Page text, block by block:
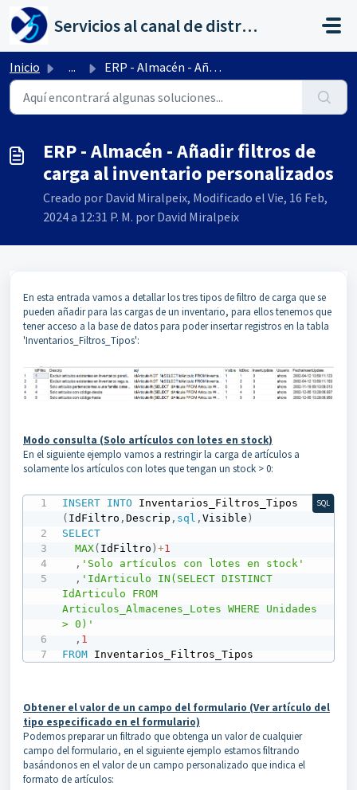
Saltar al contenido principal
Servicios al canal de distribución de AHORA
Inicio ... ERP - Almacén - Añadir filtros de carga al inventario per...
ERP - Almacén - Añadir filtros de
carga al inventario personalizados
Creado por David Miralpeix, Modificado el Vie, 16 Feb,
2024 a 12:31 P. M. por David Miralpeix
En esta entrada vamos a detallar los tres tipos de filtro de carga que se
pueden añadir para las cargas de un inventario, para ellos tenemos que
tener acceso a la base de datos para poder insertar registros en la tabla
'Inventarios_Filtros_Tipos':
Modo consulta (Solo artículos con lotes en stock)
En el siguiente ejemplo vamos a restringir la carga de artículos a
solamente los artículos con lotes que tengan un stock > 0:
INSERT INTO
( IdFiltro ,Descrip , sql ,Visible )
SELECT
MAX( IdFiltro )+1
, 'Solo artículos con lotes en stock'
, 'IdArticulo IN(SELECT DISTINCT
IdArticulo FROM
Articulos_Almacenes_Lotes WHERE Unidades
> 0)'
, 1
FROM Inventarios_Filtros_Tipos
SQL
Obtener el valor de un campo del formulario (Ver artículo del
tipo especificado en el formulario)
Podemos preparar un filtrado que obtenga un valor de cualquier
campo del formulario, en el siguiente ejemplo estamos filtrando
basándonos en el valor de un campo personalizado que indica el
formato de artículos: